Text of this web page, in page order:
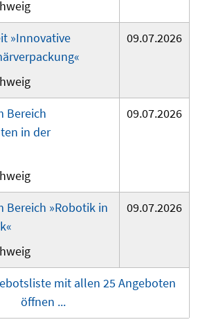
»Innovative
09.07.2026
Bereich
in der
09.07.2026
Bereich »Robotik in
09.07.2026
mit allen 25 Angeboten
öffnen ...